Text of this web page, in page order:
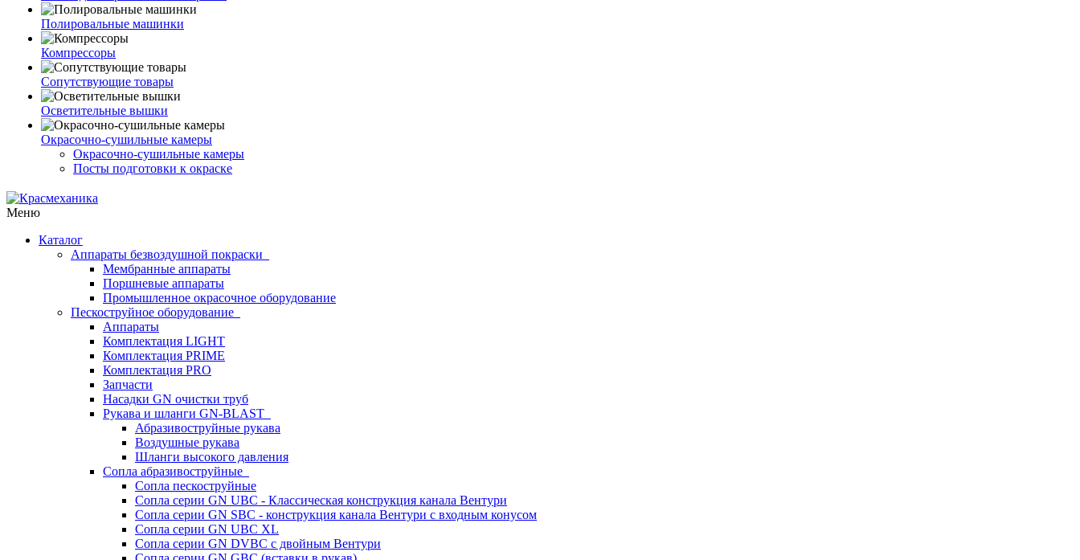
Полировальные машинки
Компрессоры
Сопутствующие товары
Осветительные вышки
Окрасочно-сушильные камеры
Окрасочно-сушильные камеры
Посты подготовки к окраске
Меню
Каталог
Аппараты безвоздушной покраски
Мембранные аппараты
Поршневые аппараты
Промышленное окрасочное оборудование
Пескоструйное оборудование
Аппараты
Комплектация LIGHT
Комплектация PRIME
Комплектация PRO
Запчасти
Насадки GN очистки труб
Рукава и шланги GN-BLAST
Абразивоструйные рукава
Воздушные рукава
Шланги высокого давления
Сопла абразивоструйные
Сопла пескоструйные
Сопла серии GN UBC - Классическая конструкция канала Вентури
Сопла серии GN SBC - конструкция канала Вентури c входным конусом
Сопла серии GN UBC XL
Сопла серии GN DVBC с двойным Вентури